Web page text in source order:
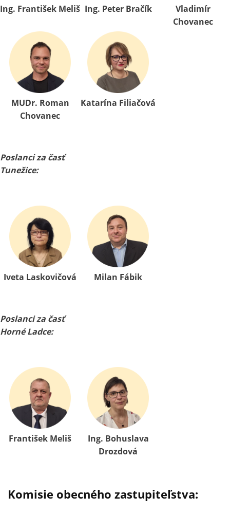
Ing. František Meliš Ing. Peter Bračík
Vladimír
Chovanec
MUDr. Roman
Chovanec
Katarína Filiačová
Poslanci za časť
Tunežice:
Iveta Laskovičová Milan Fábik
Poslanci za časť
Horné Ladce:
František Meliš
Ing. Bohuslava
Drozdová
Komisie obecného zastupiteľstva: